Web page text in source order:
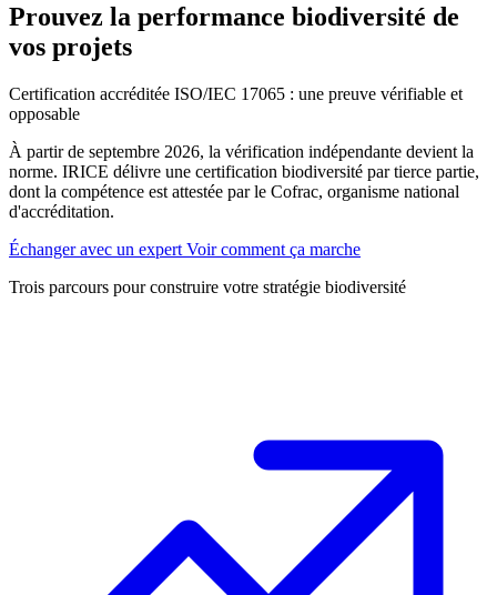
Prouvez la performance biodiversité de
vos projets
Certification accréditée ISO/IEC 17065 : une preuve vérifiable et
opposable
À partir de septembre 2026, la vérification indépendante devient la
norme. IRICE délivre une certification biodiversité par tierce partie,
dont la compétence est attestée par le Cofrac, organisme national
d'accréditation.
Échanger avec un expert Voir comment ça marche
Trois parcours pour construire votre stratégie biodiversité